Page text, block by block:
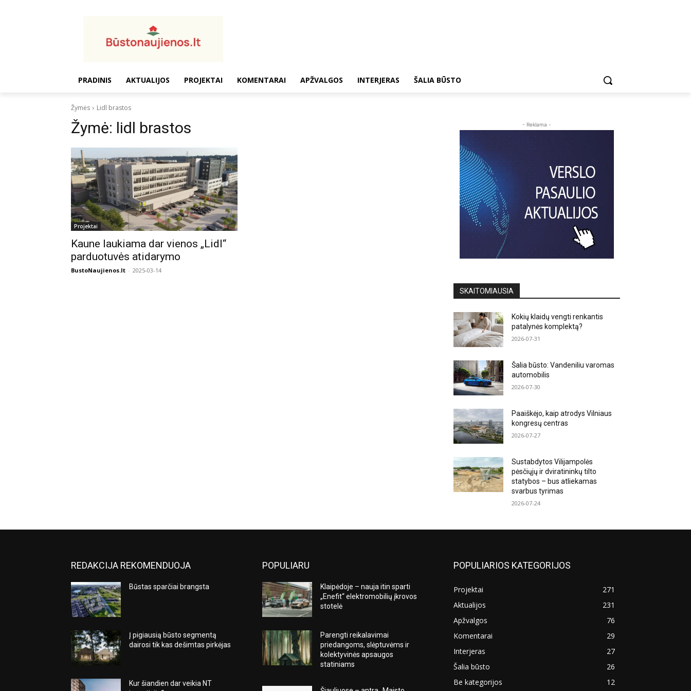
PRADINIS AKTUALIJOS PROJEKTAI KOMENTARAI APŽVALGOS INTERJERAS ŠALIA BŪSTO
Žymės Lidl brastos
Žymė: lidl brastos
Projektai
Kaune laukiama dar vienos „Lidl“
parduotuvės atidarymo
BustoNaujienos.lt - 2025-03-14
- Reklama -
SKAITOMIAUSIA
Kokių klaidų vengti renkantis
patalynės komplektą?
2026-07-31
Šalia būsto: Vandeniliu varomas
automobilis
2026-07-30
Paaiškėjo, kaip atrodys Vilniaus
kongresų centras
2026-07-27
Sustabdytos Vilijampolės
pėsčiųjų ir dviratininkų tilto
statybos – bus atliekamas
svarbus tyrimas
2026-07-24
REDAKCIJA REKOMENDUOJA
Būstas sparčiai brangsta
Į pigiausią būsto segmentą
dairosi tik kas dešimtas pirkėjas
Kur šiandien dar veikia NT
POPULIARU
Klaipėdoje – nauja itin sparti
„Enefit“ elektromobilių įkrovos
stotelė
Parengti reikalavimai
priedangoms, slėptuvėms ir
kolektyvinės apsaugos
statiniams
POPULIARIOS KATEGORIJOS
Projektai
271
Aktualijos
231
Apžvalgos
76
Komentarai
29
Interjeras
27
Šalia būsto
26
Be kategorijos
12